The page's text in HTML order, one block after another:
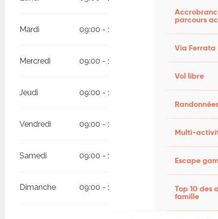
parcours
Via Ferrata
Vol libre
Multi-
Escape
Top 10 des
famille
Mardi 09:00 - 19:00
Mercredi 09:00 - 19:00 09:00 - 19:00
Jeudi 09:00 - 19:00 09:00 - 19:00
Vendredi 09:00 - 19:00
Samedi 09:00 - 19:00
Dimanche 09:00 - 19:00 09:00 - 19:00